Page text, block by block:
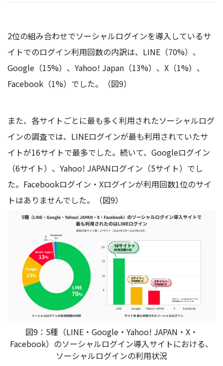
2位の組み合わせでソーシャルログインを導入しているサ
イトでのログイン利用回数の内訳は、LINE（70%）、
Google（15%）、Yahoo! Japan（13%）、X（1%）、
Facebook（1%）でした。（図9）
また、各サイトごとに最も多く利用されたソーシャルログ
インの調査では、LINEログインが最も利用されていたサ
イトが16サイトで最多でした。続いて、Googleログイン
（6サイト）、Yahoo! JAPANログイン（5サイト）でし
た。Facebookログイン・Xログインが利用回数1位のサイ
トはありませんでした。（図9）
図9：5種（LINE・Google・Yahoo! JAPAN・X・
Facebook）のソーシャルログイン導入サイトにおける、
ソーシャルログインの利用状況